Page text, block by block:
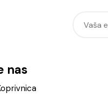
nas